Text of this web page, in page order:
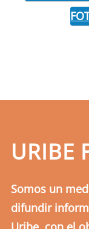
URIBE
Somos un
difundir